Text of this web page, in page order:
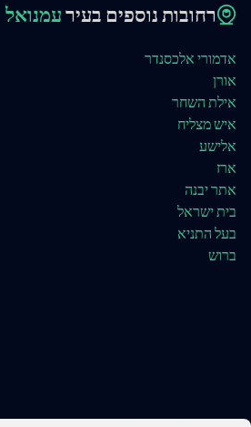
רחובות נוספים בעירעמנואל
אדמורי אלכסנדר
אורן
אילת השחר
איש מצליח
אלישע
ארז
אתר יבנה
בית ישראל
בעל התניא
ברוש